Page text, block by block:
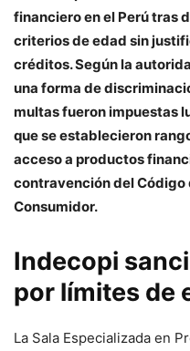
financiero en el Perú tras
criterios de edad sin
créditos. Según la
una forma de
multas fueron impuestas
que se establecieron
acceso a productos
contravención del Código
Consumidor.
Indecopi
por límites de
La Sala Especializada en